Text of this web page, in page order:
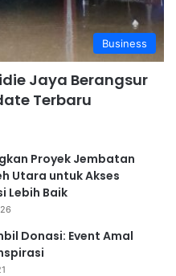
Business
Jaya Berangsur
Terbaru
Proyek Jembatan
Utara untuk Akses
Lebih Baik
Donasi: Event Amal